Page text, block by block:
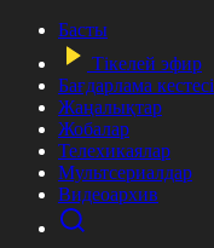
Басты
Тікелей эфир
Бағдарлама кестесі
Жаңалықтар
Жобалар
Телехикаялар
Мультсериалдар
Видеоархив